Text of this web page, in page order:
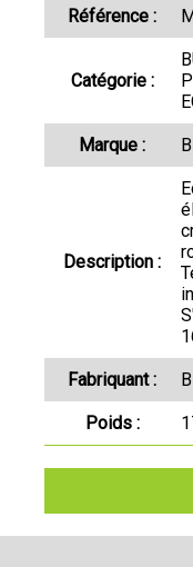
Référence :
Catégorie :
Marque :
Description :
Fabriquant :
Poids :